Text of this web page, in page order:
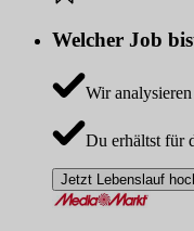
Welcher Job
Wir
Du erhältst für
Jetzt Lebenslauf